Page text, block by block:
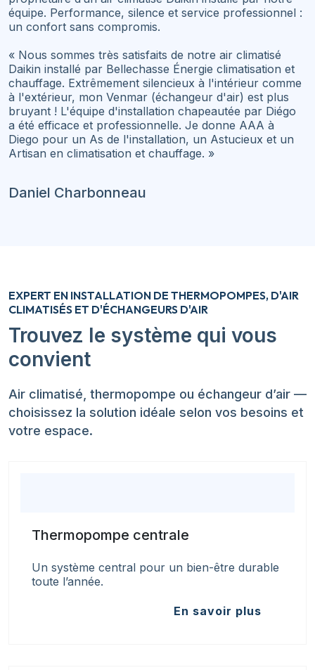
équipe. Performance, silence et service professionnel :
un confort sans compromis.
« Nous sommes très satisfaits de notre air climatisé
Daikin installé par Bellechasse Énergie climatisation et
chauffage. Extrêmement silencieux à l'intérieur comme
à l'extérieur, mon Venmar (échangeur d'air) est plus
bruyant ! L'équipe d'installation chapeautée par Diégo
a été efficace et professionnelle. Je donne AAA à
Diego pour un As de l'installation, un Astucieux et un
Artisan en climatisation et chauffage. »
Daniel Charbonneau
EXPERT EN INSTALLATION DE THERMOPOMPES, D'AIR
CLIMATISÉS ET D'ÉCHANGEURS D'AIR
Trouvez le système qui vous
convient
Air climatisé, thermopompe ou échangeur d’air —
choisissez la solution idéale selon vos besoins et
votre espace.
Thermopompe centrale
Un système central pour un bien-être durable
toute l’année.
En savoir plus